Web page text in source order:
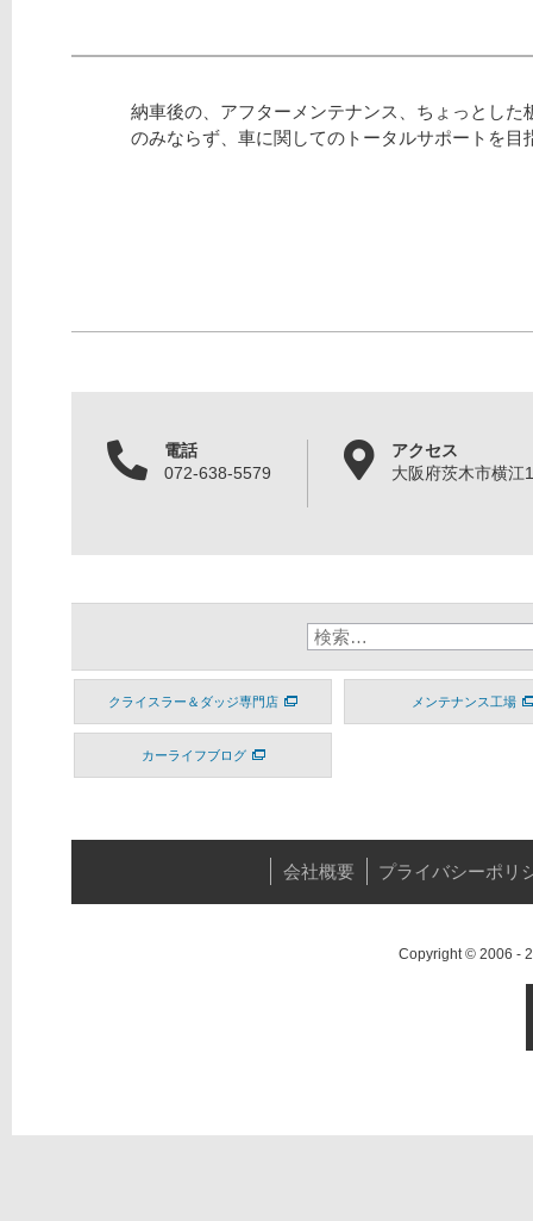
納車後の、アフターメンテナンス、ちょっとした
のみならず、車に関してのトータルサポートを目
電話
072-638-5579
アクセス
大阪府茨木市横江
クライスラー＆ダッジ専門店 メンテナンス工場
カーライフブログ
会社概要 プライバシーポリ
Copyright © 2006 -